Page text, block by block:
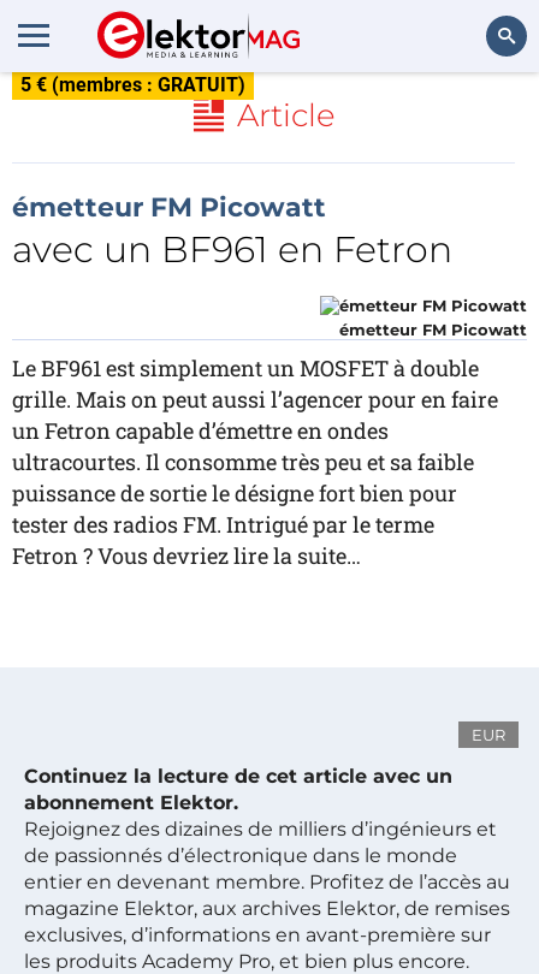
5 € (membres : GRATUIT)
Article
émetteur FM Picowatt
avec un BF961 en Fetron
émetteur FM Picowatt
Le BF961 est simplement un MOSFET à double
grille. Mais on peut aussi l’agencer pour en faire
un Fetron capable d’émettre en ondes
ultracourtes. Il consomme très peu et sa faible
puissance de sortie le désigne fort bien pour
tester des radios FM. Intrigué par le terme
Fetron ? Vous devriez lire la suite…
EUR
Continuez la lecture de cet article avec un
abonnement Elektor.
Rejoignez des dizaines de milliers d’ingénieurs et
de passionnés d’électronique dans le monde
entier en devenant membre. Profitez de l’accès au
magazine Elektor, aux archives Elektor, de remises
exclusives, d’informations en avant-première sur
les produits Academy Pro, et bien plus encore.